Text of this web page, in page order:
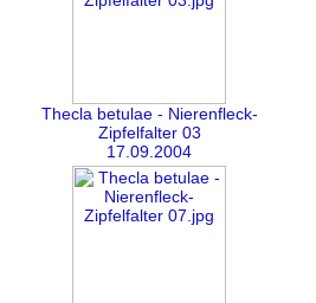
Thecla betulae - Nierenfleck-
Zipfelfalter 03
17.09.2004